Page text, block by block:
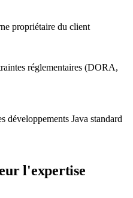
propriétaire du client
réglementaires (DORA,
développements Java standard
l'expertise